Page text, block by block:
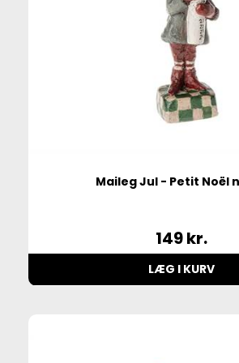
Maileg Jul - Petit Noël
149kr.
LÆG I KURV